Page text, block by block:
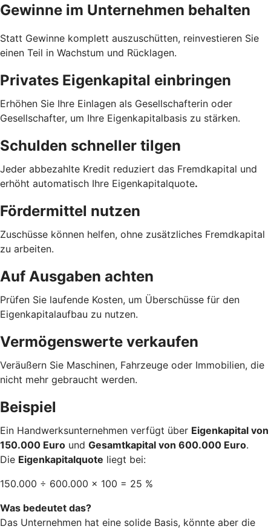
Gewinne im Unternehmen behalten
Statt Gewinne komplett auszuschütten, reinvestieren Sie
einen Teil in Wachstum und Rücklagen.
Privates Eigenkapital einbringen
Erhöhen Sie Ihre Einlagen als Gesellschafterin oder
Gesellschafter, um Ihre Eigenkapitalbasis zu stärken.
Schulden schneller tilgen
Jeder abbezahlte Kredit reduziert das Fremdkapital und
erhöht automatisch Ihre Eigenkapitalquote.
Fördermittel nutzen
Zuschüsse können helfen, ohne zusätzliches Fremdkapital
zu arbeiten.
Auf Ausgaben achten
Prüfen Sie laufende Kosten, um Überschüsse für den
Eigenkapitalaufbau zu nutzen.
Vermögenswerte verkaufen
Veräußern Sie Maschinen, Fahrzeuge oder Immobilien, die
nicht mehr gebraucht werden.
Beispiel
Ein Handwerksunternehmen verfügt über Eigenkapital von
150.000 Euro und Gesamtkapital von 600.000 Euro.
Die Eigenkapitalquote liegt bei:
150.000 ÷ 600.000 × 100 = 25 %
Was bedeutet das?
Das Unternehmen hat eine solide Basis, könnte aber die